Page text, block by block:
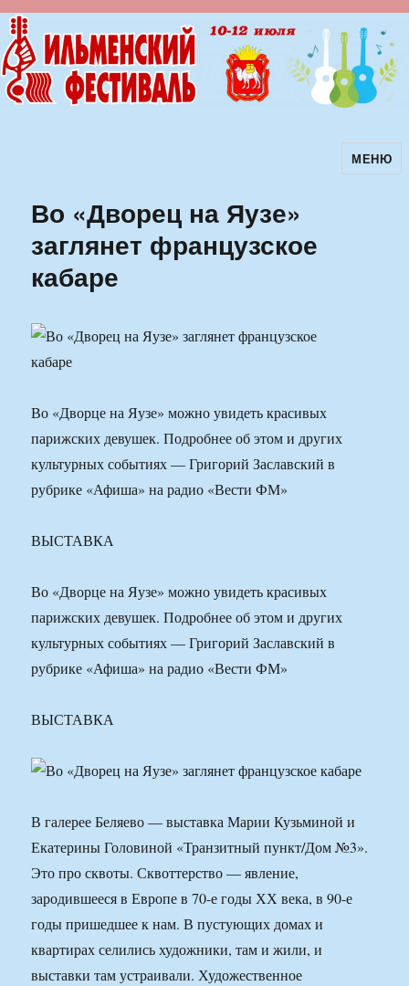
Ильменский фестиваль авторскойМЕНЮ
Во «Дворец на Яузе»
заглянет французское
кабаре
Во «Дворце на Яузе» можно увидеть красивых
парижских девушек. Подробнее об этом и других
культурных событиях — Григорий Заславский в
рубрике «Афиша» на радио «Вести ФМ»
ВЫСТАВКА
Во «Дворце на Яузе» можно увидеть красивых
парижских девушек. Подробнее об этом и других
культурных событиях — Григорий Заславский в
рубрике «Афиша» на радио «Вести ФМ»
ВЫСТАВКА
В галерее Беляево — выставка Марии Кузьминой и
Екатерины Головиной «Транзитный пункт/Дом №3».
Это про сквоты. Сквоттерство — явление,
зародившееся в Европе в 70-е годы ХХ века, в 90-е
годы пришедшее к нам. В пустующих домах и
квартирах селились художники, там и жили, и
выставки там устраивали. Художественное